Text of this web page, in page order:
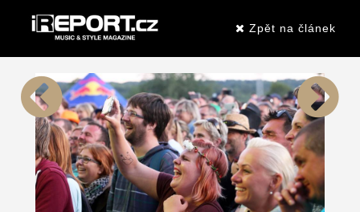
Zpět na článek